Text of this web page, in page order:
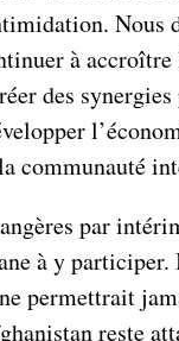
Nous
à
des
communauté
par
à y
permettrait
reste